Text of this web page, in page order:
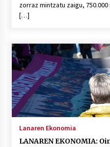
zorraz mintzatu zaigu,
[…]
Lanaren Ekonomia
LANAREN EKONOMIA: